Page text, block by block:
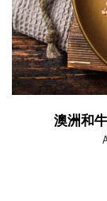
澳洲和